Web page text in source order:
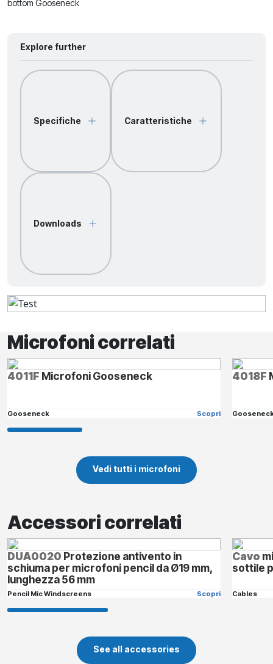
bottom Gooseneck
Explore further
Specifiche Caratteristiche
Downloads
Microfoni correlati
4011F Microfoni Gooseneck
Gooseneck Scopri
4018F
Vedi tutti i microfoni
Accessori correlati
DUA0020 Protezione antivento in
schiuma per microfoni pencil da Ø19 mm,
lunghezza 56 mm
Pencil Mic Windscreens Scopri
Cavo
sottile
Cables
See all accessories